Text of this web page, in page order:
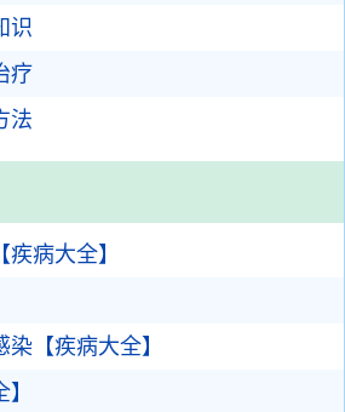
识
疗
法
病大全】
【疾病大全】